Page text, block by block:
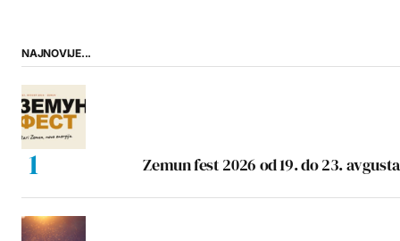
NAJNOVIJE...
Zemun fest 2026 od 19. do 23. avgusta